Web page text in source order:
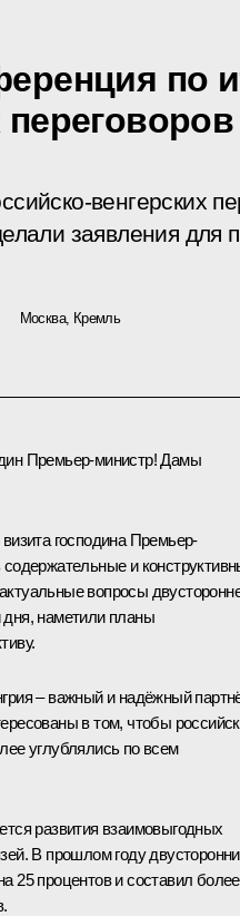
по
переговоров
венгерских
заявления для
Москва, Кремль
Премьер-министр! Дамы
господина Премьер-
и
вопросы
дня, наметили планы
– важный и надёжный
в том, чтобы
углублялись по всем
развития взаимовыгодных
В прошлом году
25 процентов и составил более